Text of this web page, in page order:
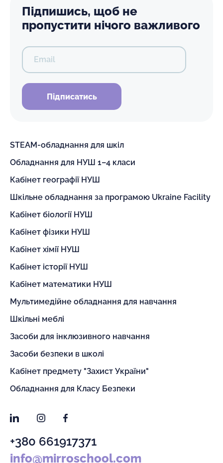
Підпишись, щоб не
пропустити нічого важливого
Email
Підписатись
STEAM-обладнання для шкіл
Обладнання для НУШ 1–4 класи
Кабінет географії НУШ
Шкільне обладнання за програмою Ukraine Facility
Кабінет біології НУШ
Кабінет фізики НУШ
Кабінет хімії НУШ
Кабінет історії НУШ
Кабінет математики НУШ
Мультимедійне обладнання для навчання
Шкільні меблі
Засоби для інклюзивного навчання
Засоби безпеки в школі
Кабінет предмету "Захист України"
Обладнання для Класу Безпеки
LinkedInInstagramFacebook
+380 661917371
info@mirroschool.com